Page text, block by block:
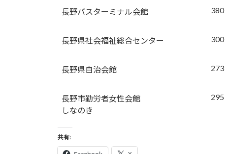
長野バスターミナル会館
380
長野県社会福祉総合センター
300
長野県自治会館
273
長野市勤労者女性会館
しなのき
295
共有: